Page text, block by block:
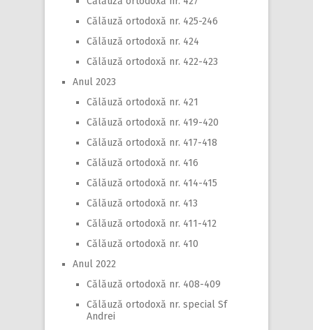
Călăuză ortodoxă nr. 425-246
Călăuză ortodoxă nr. 424
Călăuză ortodoxă nr. 422-423
Anul 2023
Călăuză ortodoxă nr. 421
Călăuză ortodoxă nr. 419-420
Călăuză ortodoxă nr. 417-418
Călăuză ortodoxă nr. 416
Călăuză ortodoxă nr. 414-415
Călăuză ortodoxă nr. 413
Călăuză ortodoxă nr. 411-412
Călăuză ortodoxă nr. 410
Anul 2022
Călăuză ortodoxă nr. 408-409
Călăuză ortodoxă nr. special Sf
Andrei